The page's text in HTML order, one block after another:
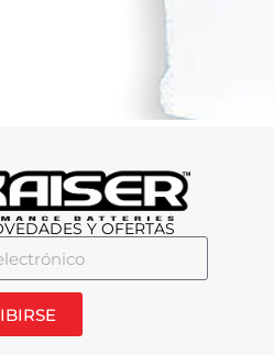
Y OFERTAS